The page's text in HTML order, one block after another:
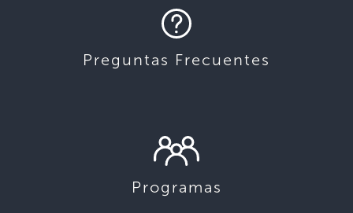
Preguntas Frecuentes
Programas